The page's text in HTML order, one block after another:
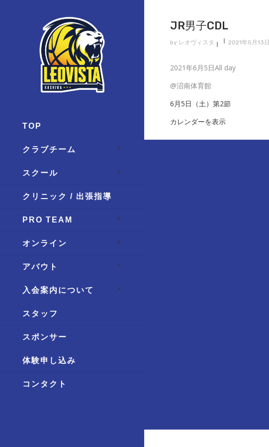
TOP
クラブチーム
スクール
クリニック / 出張指導
PRO TEAM
オンライン
アバウト
入会案内について
スタッフ
スポンサー
体験申し込み
コンタクト
JR男子CDL
by レオヴィスタ 2021年5月13日
Jr
CDL
2021年6月5日All day
@沼南体育館
6月5日（土）第2節
カレンダーを表示